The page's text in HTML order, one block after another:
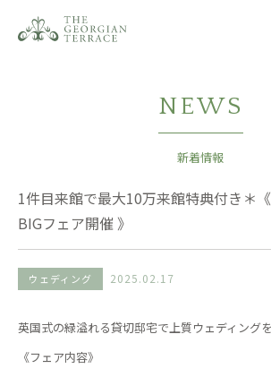
NEWS
新着情報
1件目来館で最大10万来館特典付き＊
BIGフェア開催 》
ウェディング 2025.02.17
英国式の緑溢れる貸切邸宅で上質ウェディング
《フェア内容》